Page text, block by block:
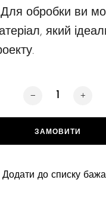
Для обробки ви
який
Galio Star Insert
ЗАМОВИТИ
Додати до списку